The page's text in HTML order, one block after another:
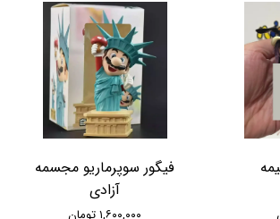
فیگور سوپرماریو مجسمه
آزادی
۱,۶۰۰,۰۰۰ تومان